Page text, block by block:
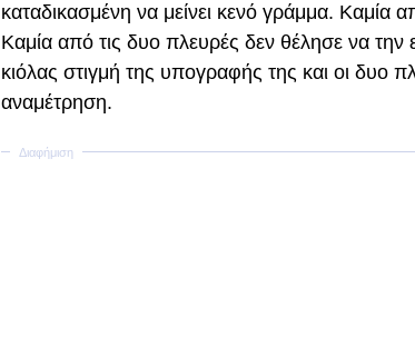
καταδικασμένη να μείνει κενό γράμμα. Καμία
Καμία από τις δυο πλευρές δεν θέλησε να
κιόλας στιγμή της υπογραφής της και οι δυο
αναμέτρηση.